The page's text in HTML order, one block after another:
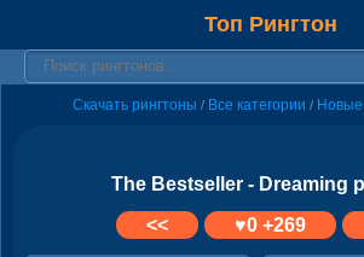
Топ Рингтон
Скачать рингтоны / Все категории /
The Bestseller - Dreaming
<<
♥0+269